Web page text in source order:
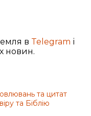
в Telegram і
новин.
та цитат
та Біблію